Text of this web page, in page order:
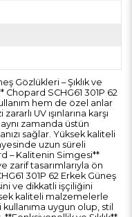
Gözlükleri – Şıklık ve
Chopard SCHG61 301P 62
hem de özel anlar
UV ışınlarına karşı
zamanda üstün
sağlar. Yüksek kaliteli
uzun süreli
– Kalitenin Simgesi**
zarif tasarımlarıyla ön
301P 62 Erkek Güneş
ve dikkatli işçiliğini
kaliteli malzemelerle
uygun olup, stil